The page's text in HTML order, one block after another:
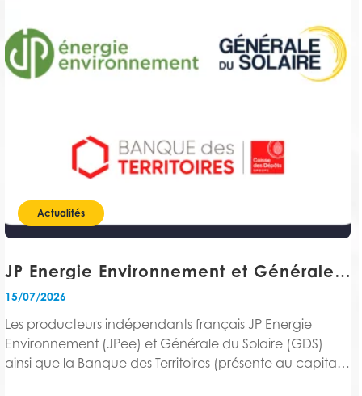
Actualités
JP Energie Environnement et Générale du Solaire, avec la Banque des Territoires, initient un projet de rapprochement en vue de créer un leader du marché européen des énergies renouvelables
15/07/2026
Les producteurs indépendants français JP Energie
Environnement (JPee) et Générale du Solaire (GDS)
ainsi que la Banque des Territoires (présente au capital